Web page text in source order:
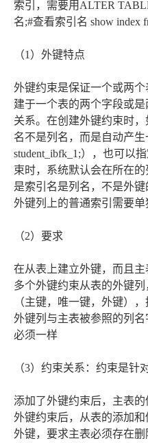
索引，需要用ALTER
名;#查看索引名 show index
（1）外键特点
外键约束是保证一个或两
建于一个表的两个字段或
关系。在创建外键约束时
名不是列名，而是自动产
student_ibfk_1;），也可以
束时，系统默认会在所在
是索引名是列名，不是外
外键列上的普通索引需要单
（2）要求
在从表上建立外键，而且
多个外键约束从表的外键
（主键，唯一键，外键）
外键列与主表被参照的列
必须一样
（3）约束关系：约束是针
添加了外键约束后，主表
外键约束后，从表的添加
外键，要求主表必须存在删